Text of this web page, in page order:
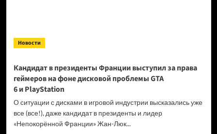
Новости
Кандидат в президенты Франции выступил за права
геймеров на фоне дисковой проблемы GTA
6 и PlayStation
О ситуации с дисками в игровой индустрии высказались уже
все (все!), даже кандидат в президенты и лидер
«Непокорённой Франции» Жан-Люк...